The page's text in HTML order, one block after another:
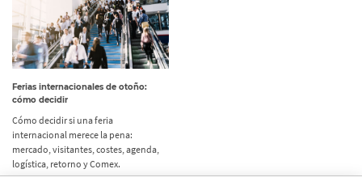
Ferias internacionales de otoño:
cómo decidir
Cómo decidir si una feria
internacional merece la pena:
mercado, visitantes, costes, agenda,
logística, retorno y Comex.